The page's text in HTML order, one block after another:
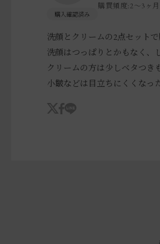
購買頻度:2～3ヶ
洗顔とクリームの2点セットで
洗顔はつっぱりとかもなく、
クリームの方は少しベタつき
小皺などは目立ちにくくなっ